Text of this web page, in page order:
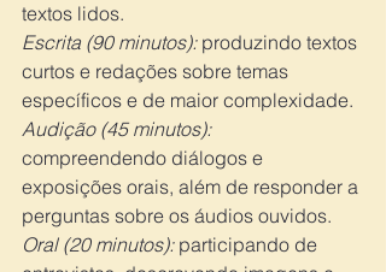
textos lidos.
Escrita (90 minutos): produzindo textos
curtos e redações sobre temas
específicos e de maior complexidade.
Audição (45 minutos):
compreendendo diálogos e
exposições orais, além de responder a
perguntas sobre os áudios ouvidos.
Oral (20 minutos): participando de